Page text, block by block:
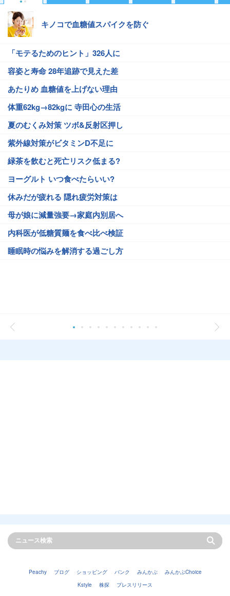
キノコで血糖値スパイクを防ぐ
「モテるためのヒント」326人に
容姿と寿命 28年追跡で見えた差
あたりめ 血糖値を上げない理由
体重62kg→82kgに 寺田心の生活
夏のむくみ対策 ツボ&反射区押し
紫外線対策がビタミンD不足に
緑茶を飲むと死亡リスク低まる?
ヨーグルト いつ食べたらいい?
休みだが疲れる 隠れ疲労対策は
母が娘に減量強要→家庭内別居へ
内科医が低糖質麺を食べ比べ検証
睡眠時の悩みを解消する過ごし方
Peachy ブログ ショッピング バンク みんかぶ
みんかぶChoice
Kstyle
株探 プレスリリース